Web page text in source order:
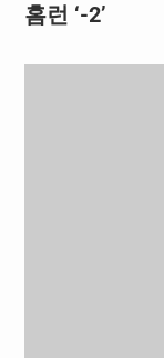
홈런 ‘-2’